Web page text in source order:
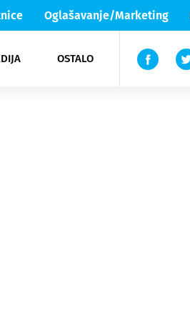
Oglašavanje/Marketing
OSTALO
Lika & Senj
TV